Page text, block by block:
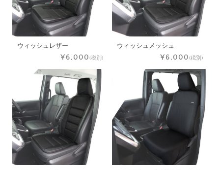
ウィッシュレザー
¥6,000(税別)
ウィッシュメッシュ
¥6,000(税別)